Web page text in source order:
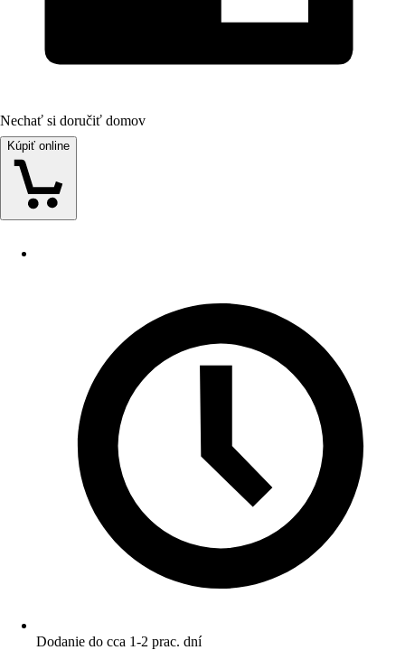
Nechať si doručiť domov
Kúpiť online
Dodanie do cca 1-2 prac. dní